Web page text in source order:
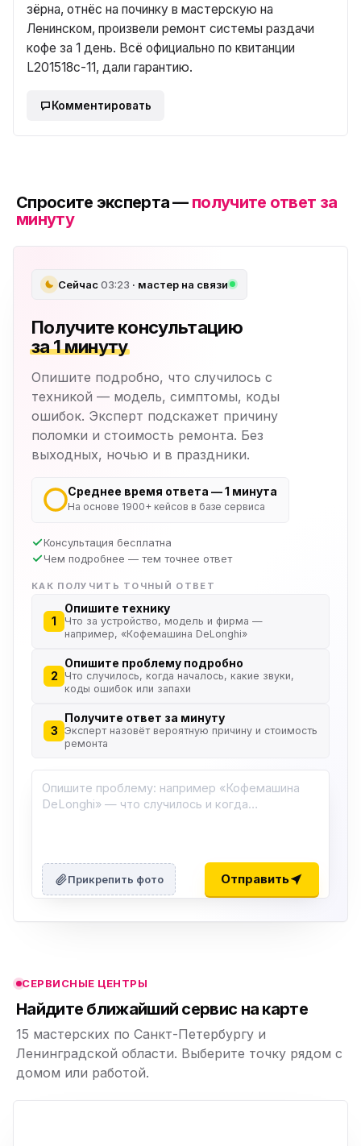
зёрна, отнёс на починку в мастерскую на
Ленинском, произвели ремонт системы раздачи
кофе за 1 день. Всё официально по квитанции
L201518c-11, дали гарантию.
Комментировать
Спросите эксперта — получите ответ за
минуту
Сейчас03:23 · мастер на связи
Получите консультацию
за 1 минуту
Опишите подробно, что случилось с
техникой — модель, симптомы, коды
ошибок. Эксперт подскажет причину
поломки и стоимость ремонта. Без
выходных, ночью и в праздники.
Среднее время ответа — 1 минута
На основе 1900+ кейсов в базе сервиса
Консультация бесплатна
Чем подробнее — тем точнее ответ
КАК ПОЛУЧИТЬ ТОЧНЫЙ ОТВЕТ
1
Опишите технику
Что за устройство, модель и фирма —
например, «Кофемашина DeLonghi»
2
Опишите проблему подробно
Что случилось, когда началось, какие звуки,
коды ошибок или запахи
3
Получите ответ за минуту
Эксперт назовёт вероятную причину и стоимость
ремонта
Прикрепить фото Отправить
СЕРВИСНЫЕ ЦЕНТРЫ
Найдите ближайший сервис на карте
15 мастерских по Санкт-Петербургу и
Ленинградской области. Выберите точку рядом с
домом или работой.
ю